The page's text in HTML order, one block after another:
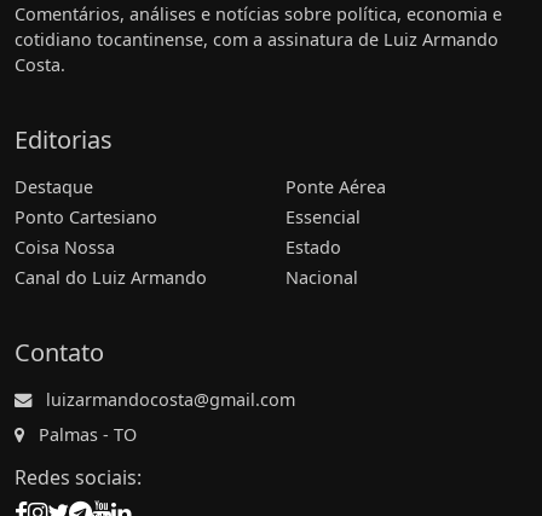
Comentários, análises e notícias sobre política, economia e
cotidiano tocantinense, com a assinatura de Luiz Armando
Costa.
Editorias
Destaque
Ponto Cartesiano
Coisa Nossa
Canal do Luiz Armando
Ponte Aérea
Essencial
Estado
Nacional
Contato
luizarmandocosta@gmail.com
Palmas - TO
Redes sociais: